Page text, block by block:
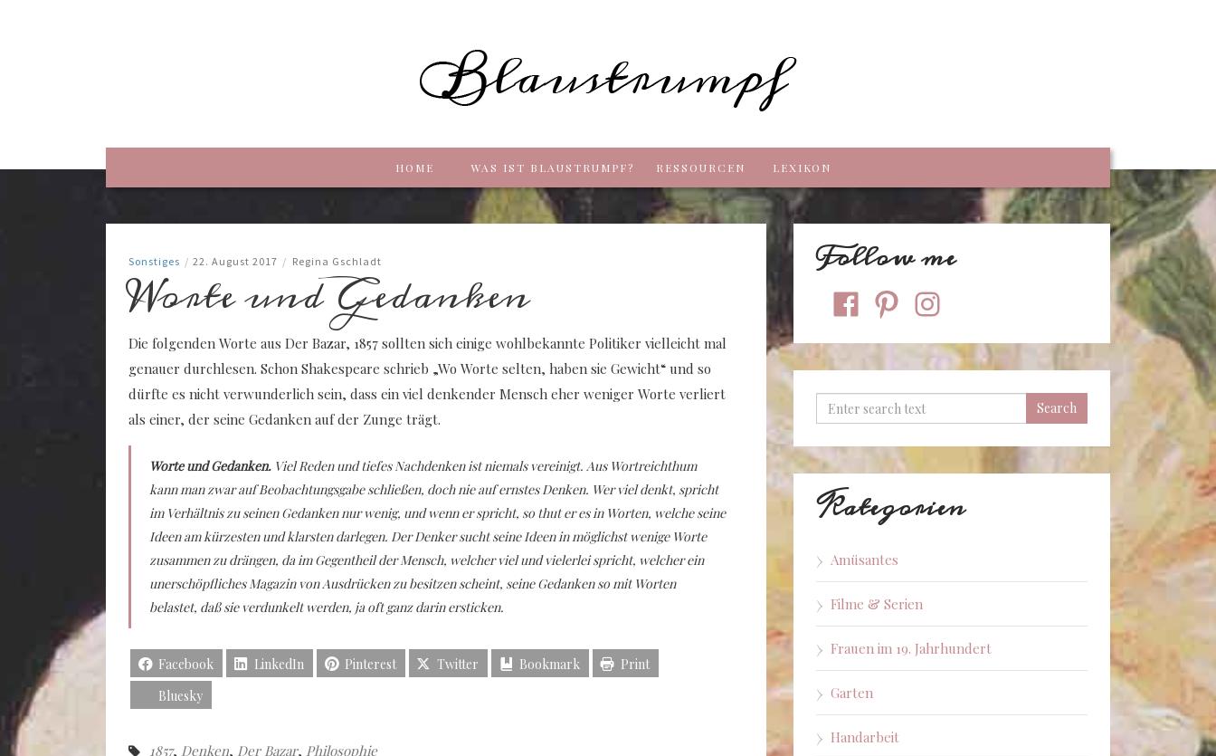
Blaustrumpf
HOME WAS IST BLAUSTRUMPF? RESSOURCEN LEXIKON
Sonstiges / 22. August 2017 / Regina Gschladt
Worte und Gedanken
Die folgenden Worte aus Der Bazar, 1857 sollten sich einige wohlbekannte Politiker vielleicht mal
genauer durchlesen. Schon Shakespeare schrieb „Wo Worte selten, haben sie Gewicht“ und so
dürfte es nicht verwunderlich sein, dass ein viel denkender Mensch eher weniger Worte verliert
als einer, der seine Gedanken auf der Zunge trägt.
Worte und Gedanken. Viel Reden und tiefes Nachdenken ist niemals vereinigt. Aus Wortreichthum
kann man zwar auf Beobachtungsgabe schließen, doch nie auf ernstes Denken. Wer viel denkt, spricht
im Verhältnis zu seinen Gedanken nur wenig, und wenn er spricht, so thut er es in Worten, welche seine
Ideen am kürzesten und klarsten darlegen. Der Denker sucht seine Ideen in möglichst wenige Worte
zusammen zu drängen, da im Gegentheil der Mensch, welcher viel und vielerlei spricht, welcher ein
unerschöpfliches Magazin von Ausdrücken zu besitzen scheint, seine Gedanken so mit Worten
belastet, daß sie verdunkelt werden, ja oft ganz darin ersticken.
Facebook LinkedIn Pinterest Twitter Bookmark
Print
Bluesky
1857, Denken, Der Bazar, Philosophie
Follow me
facebookpinterestinstagram
Kategorien
Amüsantes
Filme & Serien
Frauen im 19. Jahrhundert
Garten
Handarbeit